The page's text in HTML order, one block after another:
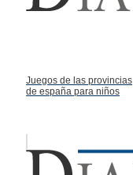
Juegos de las provincias
de españa para niños